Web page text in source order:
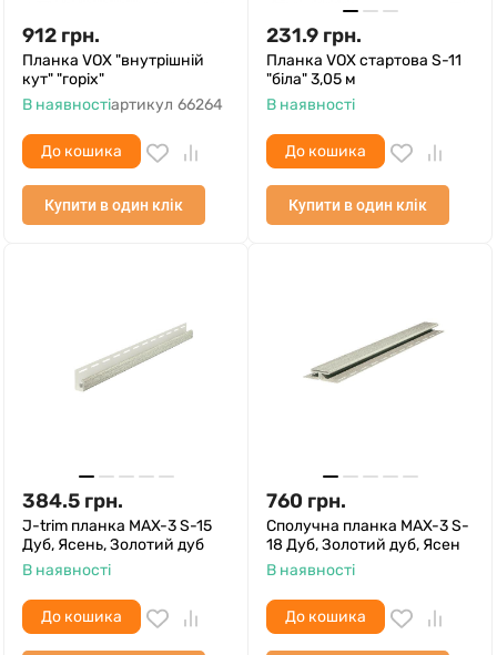
912 грн.
Планка VOX "внутрішній
кут" "горіх"
В наявностіартикул 66264
До кошика
Купити в один клік
231.9 грн.
Планка VOX стартова S-11
"біла" 3,05 м
В наявності
До кошика
Купити в один клік
384.5 грн.
J-trim планка MAX-3 S-15
Дуб, Ясень, Золотий дуб
В наявності
До кошика
760 грн.
Сполучна планка MAX-3 S-
18 Дуб, Золотий дуб, Ясен
В наявності
До кошика